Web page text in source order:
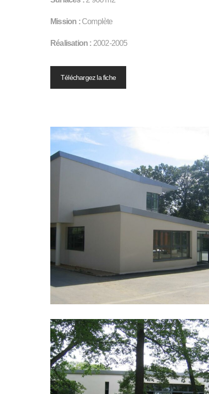
Mission :Complète
Réalisation : 2002-2005
Téléchargez la fiche